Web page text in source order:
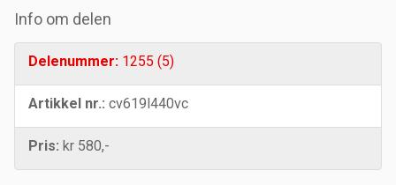
Info om delen
Delenummer: 1255 (5)
Artikkel nr.: cv619l440vc
Pris: kr 580,-